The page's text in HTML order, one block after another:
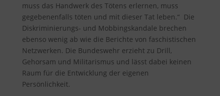
muss das Handwerk des Tötens erlernen, muss
gegebenenfalls töten und mit dieser Tat leben.“ Die
Diskriminierungs- und Mobbingskandale brechen
ebenso wenig ab wie die Berichte von faschistischen
Netzwerken. Die Bundeswehr erzieht zu Drill,
Gehorsam und Militarismus und lässt dabei keinen
Raum für die Entwicklung der eigenen
Persönlichkeit.